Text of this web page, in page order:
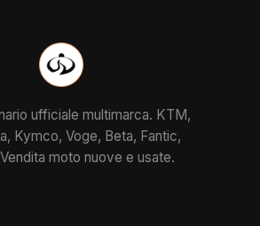
ufficiale multimarca. KTM,
Kymco, Voge, Beta, Fantic,
moto nuove e usate.